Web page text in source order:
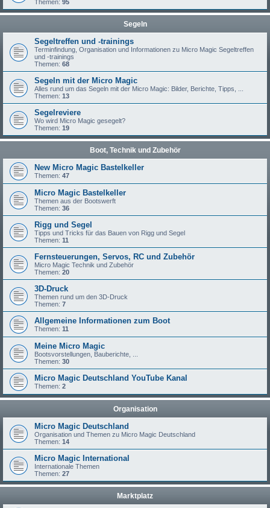
Themen: 95
Segeln
Segeltreffen und -trainings
Terminfindung, Organisation und Informationen zu Micro Magic Segeltreffen
und -trainings
Themen: 68
Segeln mit der Micro Magic
Alles rund um das Segeln mit der Micro Magic: Bilder, Berichte, Tipps, ...
Themen: 13
Segelreviere
Wo wird Micro Magic gesegelt?
Themen: 19
Boot, Technik und Zubehör
New Micro Magic Bastelkeller
Themen: 47
Micro Magic Bastelkeller
Themen aus der Bootswerft
Themen: 36
Rigg und Segel
Tipps und Tricks für das Bauen von Rigg und Segel
Themen: 11
Fernsteuerungen, Servos, RC und Zubehör
Micro Magic Technik und Zubehör
Themen: 20
3D-Druck
Themen rund um den 3D-Druck
Themen: 7
Allgemeine Informationen zum Boot
Themen: 11
Meine Micro Magic
Bootsvorstellungen, Bauberichte, ...
Themen: 30
Micro Magic Deutschland YouTube Kanal
Themen: 2
Organisation
Micro Magic Deutschland
Organisation und Themen zu Micro Magic Deutschland
Themen: 14
Micro Magic International
Internationale Themen
Themen: 27
Marktplatz